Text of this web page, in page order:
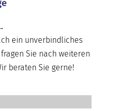
ein unverbindliches
Sie nach weiteren
beraten Sie gerne!